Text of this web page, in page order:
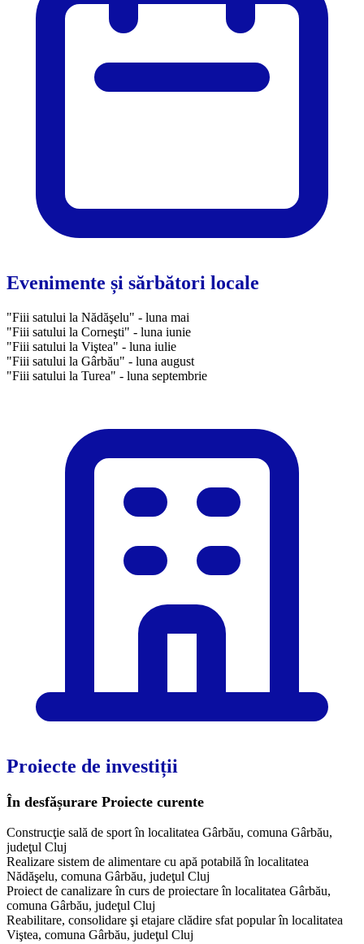
Evenimente și sărbători locale
"Fiii satului la Nădăşelu" - luna mai
"Fiii satului la Corneşti" - luna iunie
"Fiii satului la Viştea" - luna iulie
"Fiii satului la Gârbău" - luna august
"Fiii satului la Turea" - luna septembrie
Proiecte de investiții
În desfășurare Proiecte curente
Construcţie sală de sport în localitatea Gârbău, comuna Gârbău,
judeţul Cluj
Realizare sistem de alimentare cu apă potabilă în localitatea
Nădăşelu, comuna Gârbău, judeţul Cluj
Proiect de canalizare în curs de proiectare în localitatea Gârbău,
comuna Gârbău, judeţul Cluj
Reabilitare, consolidare şi etajare clădire sfat popular în localitatea
Viştea, comuna Gârbău, judeţul Cluj